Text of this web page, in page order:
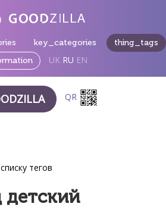
key_categories
thing_tags
UK RU EN
QR
тегов
детский